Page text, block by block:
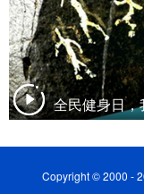
全民健身日，
Copyright © 2000 -